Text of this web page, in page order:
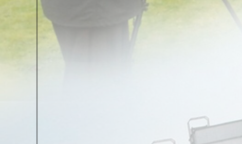
B.B.:
Да, совершенно верно, наше дело было эти
другой и какие-то легкие изменения, — там два-три
повторялась. Живопись Храма Христа послужила
Я был в прошлом сентябре в Храме Христа и
осознанно посмотрел на эти орнаменты, пытаясь
Не помню точно, тысяч тридцать, кажется. У